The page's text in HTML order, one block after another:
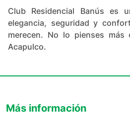
Club Residencial Banús es
elegancia, seguridad y
merecen. No lo pienses más
Acapulco.
Más información